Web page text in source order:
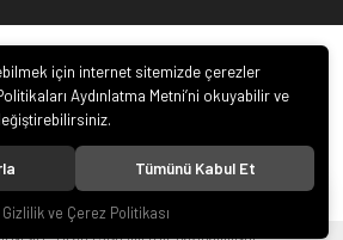
Nesil E-Ticaret Sistemleri ile Hazırlanmıştır.
için internet sitemizde çerezler
Aydınlatma Metni’ni okuyabilir ve
Tümünü Kabul Et
Gizlilik ve Çerez Politikası